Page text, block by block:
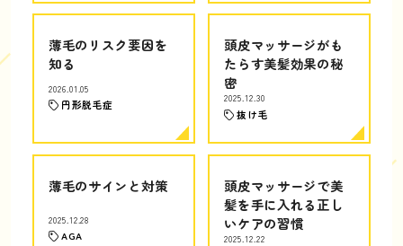
薄毛のリスク要因を
知る
2026.01.05
円形脱毛症
頭皮マッサージがも
たらす美髪効果の秘
密
2025.12.30
抜け毛
薄毛のサインと対策
2025.12.28
AGA
頭皮マッサージで美
髪を手に入れる正し
いケアの習慣
2025.12.22